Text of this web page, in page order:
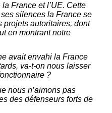
France et l’UE. Cette
silences la France se
projets autoritaires, dont
en montrant notre
avait envahi la France
va-t-on nous laisser
?
nous n’aimons pas
des défenseurs forts de